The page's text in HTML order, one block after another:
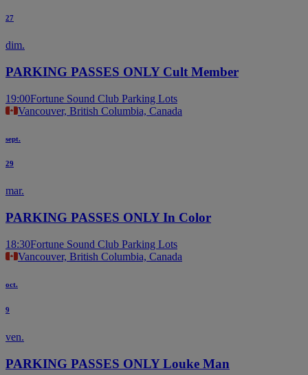
27
dim.
PARKING PASSES ONLY Cult Member
19:00Fortune Sound Club Parking Lots
Vancouver, British Columbia, Canada
sept.
29
mar.
PARKING PASSES ONLY In Color
18:30Fortune Sound Club Parking Lots
Vancouver, British Columbia, Canada
oct.
9
ven.
PARKING PASSES ONLY Louke Man